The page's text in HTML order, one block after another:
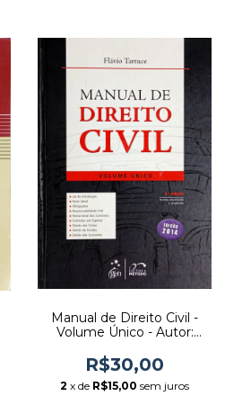
Manual de Direito Civil -
Volume Único - Autor:
[usado]
R$30,00
2 x de R$15,00 sem juros